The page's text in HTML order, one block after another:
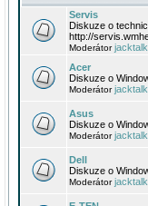
Servis
Diskuze o
http://
Moderátor
Acer
Diskuze o
Moderátor
Asus
Diskuze o
Moderátor
Dell
Diskuze o
Moderátor